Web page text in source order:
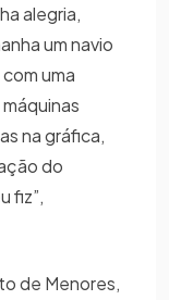
alegria,
um navio
uma
na gráfica,
do
fiz”,
de Menores,